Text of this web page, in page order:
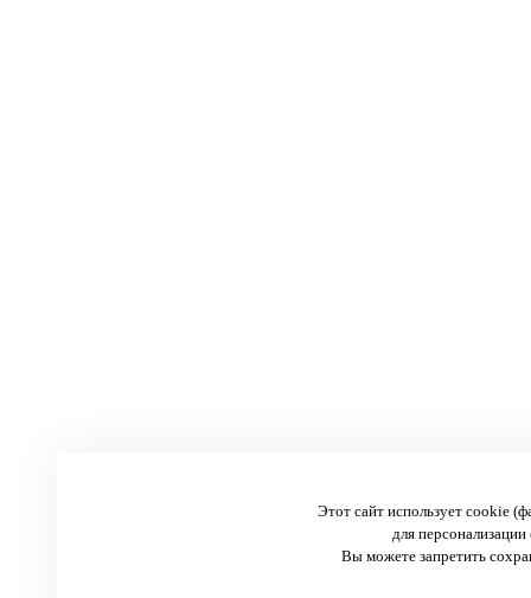
Этот сайт использует cookie
для персонализации
Вы можете запретить